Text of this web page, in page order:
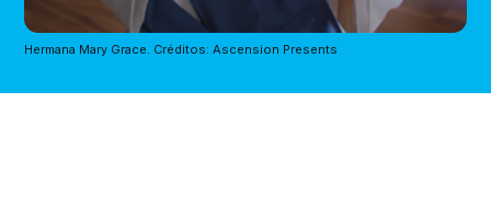
Hermana Mary Grace. Créditos: Ascension Presents